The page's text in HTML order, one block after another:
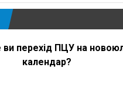
ви перехід ПЦУ на
календар?